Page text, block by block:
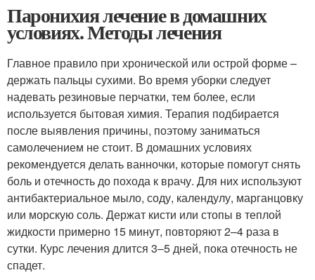
Паронихия лечение в домашних
условиях. Методы лечения
Главное правило при хронической или острой форме –
держать пальцы сухими. Во время уборки следует
надевать резиновые перчатки, тем более, если
используется бытовая химия. Терапия подбирается
после выявления причины, поэтому заниматься
самолечением не стоит. В домашних условиях
рекомендуется делать ванночки, которые помогут снять
боль и отечность до похода к врачу. Для них используют
антибактериальное мыло, соду, календулу, марганцовку
или морскую соль. Держат кисти или стопы в теплой
жидкости примерно 15 минут, повторяют 2–4 раза в
сутки. Курс лечения длится 3–5 дней, пока отечность не
спадет.